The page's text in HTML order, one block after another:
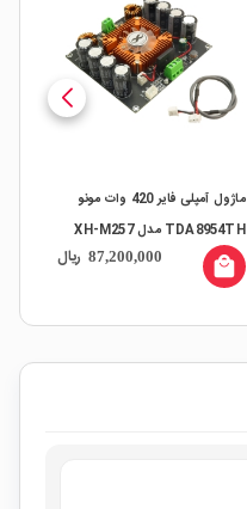
ماژول آمپلی فایر 420 وات مونو
TDA8954TH مدل XH-M257
دارای فن خنک کننده87,200,000 ریال local_mall